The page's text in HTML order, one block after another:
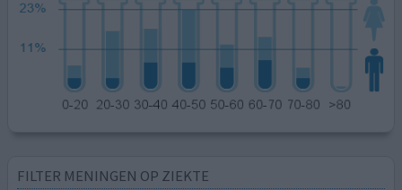
FILTER MENINGEN OP ZIEKTE